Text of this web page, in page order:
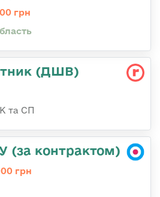
грн
(ДШВ)
та СП
(за контрактом)
грн